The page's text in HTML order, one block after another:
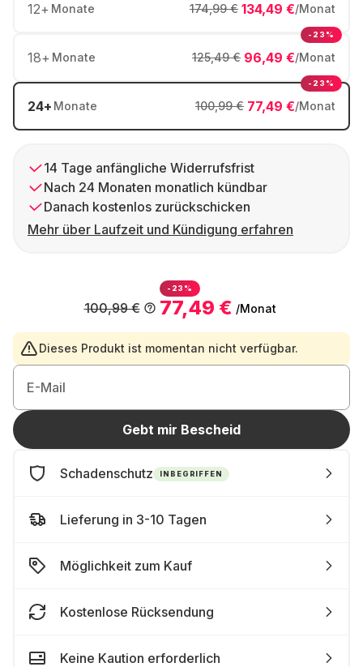
12+ Monate 134,49 €/Monat
174,99 €
18+ Monate 96,49 €/Monat
125,49 €
-23%
24+ Monate 77,49 €/Monat
100,99 €
-23%
14 Tage anfängliche Widerrufsfrist
Nach 24 Monaten monatlich kündbar
Danach kostenlos zurückschicken
Mehr über Laufzeit und Kündigung erfahren
-23%
77,49 € /Monat
100,99 €
Dieses Produkt ist momentan nicht verfügbar.
E-Mail
Gebt mir Bescheid
Schadenschutz INBEGRIFFEN
Lieferung in 3-10 Tagen
Möglichkeit zum Kauf
Kostenlose Rücksendung
Keine Kaution erforderlich